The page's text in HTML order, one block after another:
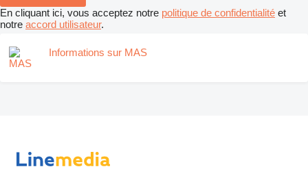
En cliquant ici, vous acceptez notre politique de confidentialité et
notre accord utilisateur.
Informations sur MAS